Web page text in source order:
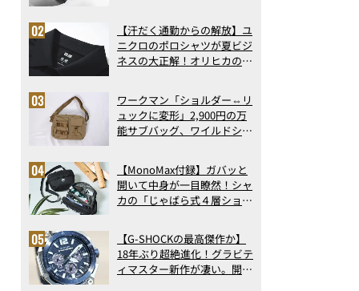
ト3】（2026年6月版）
【汗だく通勤からの解放】ユ
ニクロのポロシャツが夏ビジ
ネスの大正解！オリヒカの透
アの実力
ワークマン「ショルダー⇔リ
ュックに変形」2,900円の万
能サブバッグ、ワイルドシン
記事ランキングベスト3】
（2026年6月版）
【MonoMax付録】ガバッと
開いて中身が一目瞭然！シャ
カの「じゃばら式４層ショル
った！
【G-SHOCKの最高傑作か】
18年ぶり超絶進化！グラビテ
ィマスター新作が凄い。開発